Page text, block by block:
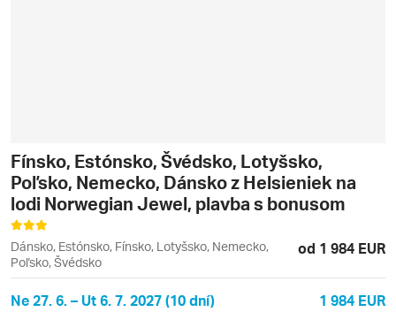
Fínsko, Estónsko, Švédsko, Lotyšsko,
Poľsko, Nemecko, Dánsko z Helsieniek na
lodi Norwegian Jewel, plavba s bonusom
Dánsko, Estónsko, Fínsko, Lotyšsko, Nemecko,
Poľsko, Švédsko
od 1 984 EUR
Ne 27. 6. – Ut 6. 7. 2027 (10 dní) 1 984 EUR